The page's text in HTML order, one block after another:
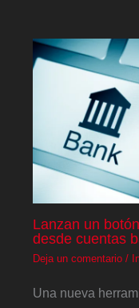
Lanzan un
desde cuentas
Deja un comentario /
Una nueva